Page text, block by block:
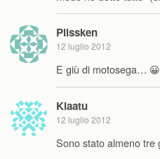
Plissken
12 luglio 2012
E giù di motosega… 😀
Klaatu
12 luglio 2012
Sono stato almeno tre